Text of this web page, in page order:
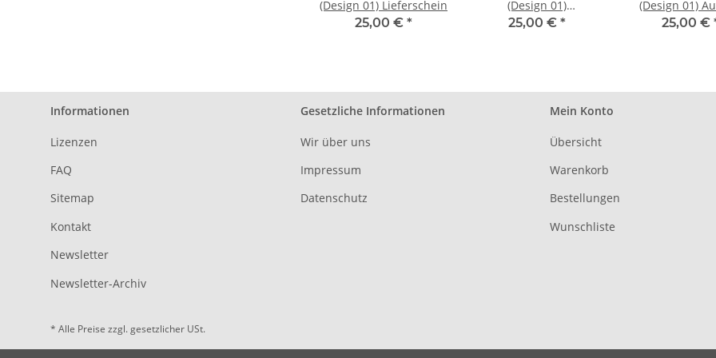
(Design 01) Lieferschein
25,00 € *
(Design 01)
Rechnungskorrektur
25,00 € *
(Design 01)
25,00 €
Informationen
Lizenzen
FAQ
Sitemap
Kontakt
Newsletter
Newsletter-Archiv
Gesetzliche Informationen
Wir über uns
Impressum
Datenschutz
Mein Konto
Übersicht
Warenkorb
Bestellungen
Wunschliste
* Alle Preise zzgl. gesetzlicher USt.